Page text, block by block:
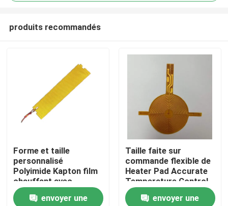
Maison
Produits
produits recommandés
Forme et taille
personnalisé
Polyimide Kapton film
chauffant avec
adhésif arrière 3M
envoyer une
Taille faite sur
commande flexible de
Heater Pad Accurate
Temperature Control
de Polyimide
envoyer une